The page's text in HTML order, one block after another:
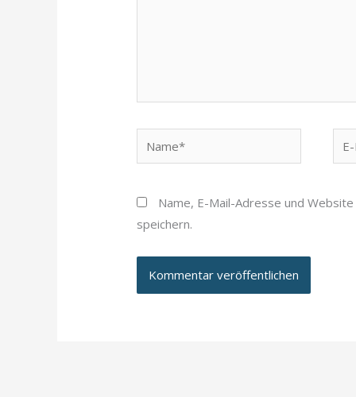
Name, E-Mail-Adresse und
speichern.